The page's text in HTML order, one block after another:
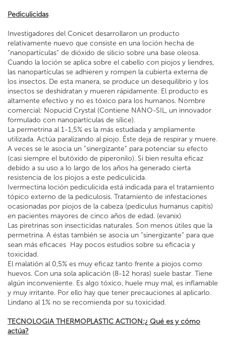
Pediculicidas
Investigadores del Conicet desarrollaron un producto
relativamente nuevo que consiste en una loción hecha de
“nanopartículas” de dióxido de silicio sobre una base oleosa.
Cuando la loción se aplica sobre el cabello con piojos y liendres,
las nanopartículas se adhieren y rompen la cubierta externa de
los insectos. De esta manera, se produce un desequilibrio y los
insectos se deshidratan y mueren rápidamente. El producto es
altamente efectivo y no es tóxico para los humanos. Nombre
comercial: Nopucid Crystal (Contiene NANO-SIL, un innovador
formulado con nanopartículas de sílice).
La permetrina al 1-1,5% es la más estudiada y ampliamente
utilizada. Actúa paralizando al piojo. Éste deja de respirar y muere.
A veces se le asocia un “sinergizante” para potenciar su efecto
(casi siempre el butóxido de piperonilo). Si bien resulta eficaz
debido a su uso a lo largo de los años ha generado cierta
resistencia de los piojos a este pediculicida.
Ivermectina loción pediculicida está indicada para el tratamiento
tópico externo de la pediculosis. Tratamiento de infestaciones
ocasionadas por piojos de la cabeza (pediculus humanus capitis)
en pacientes mayores de cinco años de edad. (evanix)
Las piretrinas son insecticidas naturales. Son menos útiles que la
permetrina. A éstas también se asocia un “sinergizante” para que
sean más eficaces Hay pocos estudios sobre su eficacia y
toxicidad.
El malatión al 0,5% es muy eficaz tanto frente a piojos como
huevos. Con una sola aplicación (8-12 horas) suele bastar. Tiene
algún inconveniente. Es algo tóxico, huele muy mal, es inflamable
y muy irritante. Por ello hay que tener precauciones al aplicarlo.
Lindano al 1% no se recomienda por su toxicidad.
TECNOLOGIA THERMOPLASTIC ACTION:¿ Qué es y cómo
actúa?